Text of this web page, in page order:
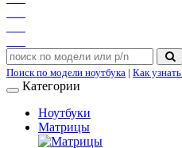
Поиск по модели ноутбука | Как
Категории
Ноутбуки
Матрицы